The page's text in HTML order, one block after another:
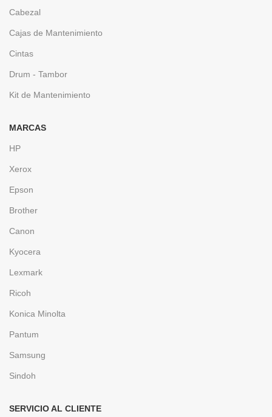
Cabezal
Cajas de Mantenimiento
Cintas
Drum - Tambor
Kit de Mantenimiento
MARCAS
HP
Xerox
Epson
Brother
Canon
Kyocera
Lexmark
Ricoh
Konica Minolta
Pantum
Samsung
Sindoh
SERVICIO AL CLIENTE